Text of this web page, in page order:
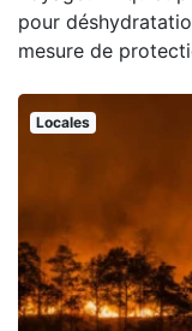
pour
mesure de
Locales